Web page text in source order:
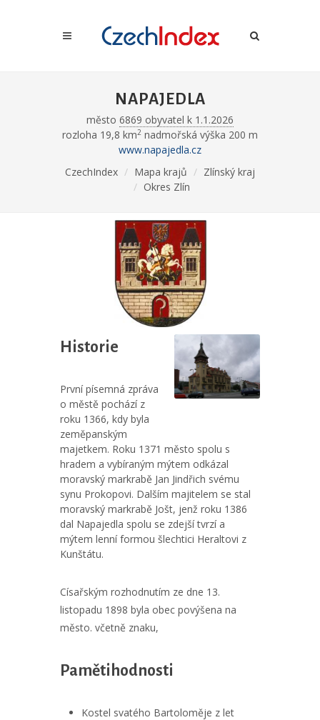
NAPAJEDLA
město 6869 obyvatel k 1.1.2026
rozloha 19,8 km2 nadmořská výška 200 m
www.napajedla.cz
CzechIndex
Mapa krajů
Zlínský kraj
Okres Zlín
Historie
První písemná zpráva
o městě pochází z
roku 1366, kdy byla
zeměpanským
majetkem. Roku 1371 město spolu s
hradem a vybíraným mýtem odkázal
moravský markrabě Jan Jindřich svému
synu Prokopovi. Dalším majitelem se stal
moravský markrabě Jošt, jenž roku 1386
dal Napajedla spolu se zdejší tvrzí a
mýtem lenní formou šlechtici Heraltovi z
Kunštátu.
Císařským rozhodnutím ze dne 13.
listopadu 1898 byla obec povýšena na
město. včetně znaku,
Pamětihodnosti
Kostel svatého Bartoloměje z let